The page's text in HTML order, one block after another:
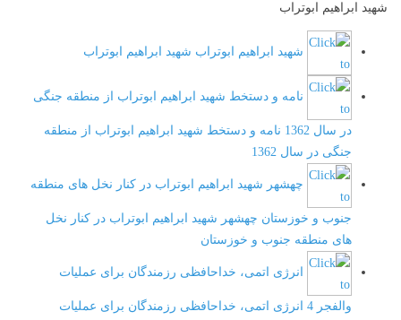
شهید ابراهیم ابوتراب
شهید ابراهیم ابوتراب شهید ابراهیم ابوتراب
نامه و دستخط شهید ابراهیم ابوتراب از منطقه جنگی
در سال 1362
نامه و دستخط شهید ابراهیم ابوتراب از منطقه
جنگی در سال 1362
چهشهر شهید ابراهیم ابوتراب در کنار نخل های منطقه
جنوب و خوزستان چهشهر شهید ابراهیم ابوتراب در کنار نخل
های منطقه جنوب و خوزستان
انرژی اتمی، خداحافظی رزمندگان برای عملیات
والفجر 4
انرژی اتمی، خداحافظی رزمندگان برای عملیات